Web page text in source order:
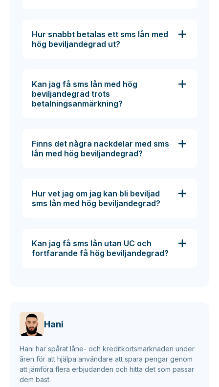
Hur snabbt betalas ett sms lån med
hög beviljandegrad ut?
Kan jag få sms lån med hög
beviljandegrad trots
betalningsanmärkning?
Finns det några nackdelar med sms
lån med hög beviljandegrad?
Hur vet jag om jag kan bli beviljad
sms lån med hög beviljandegrad?
Kan jag få sms lån utan UC och
fortfarande få hög beviljandegrad?
Hani
Hani har spårat låne- och kreditkortsmarknaden under
åren för att hjälpa användare att spara pengar genom
att jämföra flera erbjudanden och hitta det som passar
dem bäst.